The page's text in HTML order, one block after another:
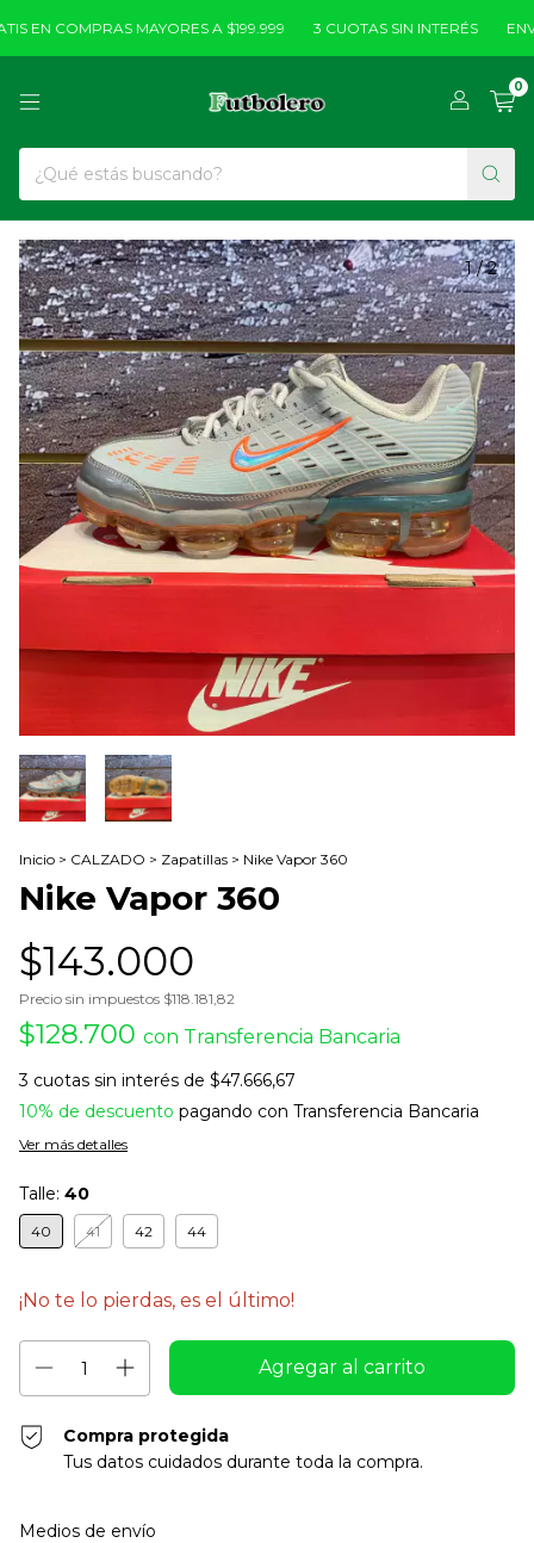
EN COMPRAS MAYORES A $199.999 3 CUOTAS SIN INTERÉS
0
1/2
Inicio > CALZADO > Zapatillas > Nike Vapor 360
Nike Vapor 360
$143.000
Precio sin impuestos $118.181,82
$128.700 con Transferencia Bancaria
3 cuotas sin interés de $47.666,67
10% de descuento pagando con Transferencia Bancaria
Ver más detalles
Talle: 40
40 41 42 44
¡No te lo pierdas, es el último!
Compra protegida
Tus datos cuidados durante toda la compra.
Entregas para el CP:
Medios de envío